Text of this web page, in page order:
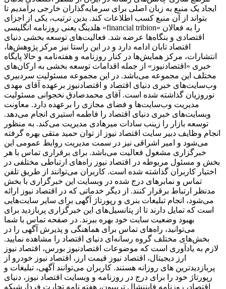
ایجاد یک منبع به زبان اصلی برای سرمایه‌گذاران خارجی برآمدیم تا
بتواند از آن منبع کسب اطلاعات کند. بدین ترتیب، یکی از اجزای
هلدینگ یعنی روزنامه انگلیسی «financial tribion» را به فعالان
اقتصادی و بنگاه‌ها عرضه شد. فعالیت‌های توسعه بخشی دنیای
اقتصاد تابان ادامه دارد و در این راستا نیز مرکز پژوهش‌ها،
انتشارات، مرکز همایش‌ها در کنار روزنامه و هفته‌نامه و حالا پایگاه
خبری «اقتصادنیوز» از جمله اقدامات توسعه بخشی به ارکان‌های
مختلف این مجموعه می‌باشد. در این مجموعه مسئولیت سردبیری
وب‌سایت‌های خبری دنیای اقتصاد و اقتصادنیوز برعهده آقای مهدی
نوروزیان گذاشته شده است. آقای محمدصادق نخجوانی مسئولیت
مدیریت وب‌سایت‌ها و فضای مجازی را برعهده دارد. معاونت
وبسایت‌های خبری دنیای اقتصاد را فاطمه استیری انجام می‌دهد.
توسعه بازار را زینب سادات میرهادی مدیریت می‌کند. به منظور
انجام وظایف دبیر سایت اقتصاد نیوز از توان حمید متقی بهره گرفته
می‌شود و امیر اشراقی نیز در سمت مدیریت روابط عمومی این
خبرگزاری مشغول فعالیت می‌باشد. برای برقراری تماس با هر
بخش و مسئول مربوطه در اقتصاد نیوز راه‌های ارتباطی مختلفی در
اختیار کاربران گذاشته شده است. کاربران می‌توانند از طریق تلفن
تماس و نمابرهای درج شده در وبسایت این خبرگزاری با بخش
مدنظر ارتباط برقرار کنند. از دیگر خدماتی که در اقتصاد نیوز ارائه
می‌شود، انجام تبلیغات بنری و رپورتاژ آگهی برای سایر سایت‌هایی
است که تمایل دارند تا از پتانسیل‌های این خبرگزاری پربازدید برای
بهبود وضعیت سایت خود بهره ببرند. در صفحه تماس با شما
می‌توانید، راه‌های تماس برای هماهنگی و پذیرش آگهی را در
بخش‌های مختلف گروه رسانه‌ای دنیای اقتصاد را مشاهده نمایید.
لازم به یادآوری است که موضوعات اقتصادنیوز بورس، اقتصاد نیوز
ارز دیجیتال، اقتصاد نیوز قیمت ارز، اقتصاد نیوز خودرو از
پربازدیدترین های روزانه هستند. کاربران می‌توانند آگهی، تبلیغات و
رپورتاژ خود را برای درج در روزنامه و وبسایت اقتصاد نیوز، دنیای
اقتصاد، روزنامه فایننشال تریبیون، هفته نامه تجارت فردا، شبکه